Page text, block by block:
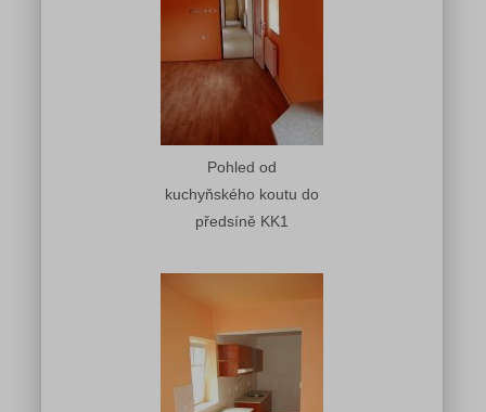
Pohled od
kuchyňského koutu do
předsíně KK1